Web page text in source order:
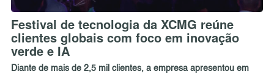
Festival de tecnologia da XCMG reúne
clientes globais com foco em inovação
verde e IA
Diante de mais de 2,5 mil clientes, a empresa apresentou em